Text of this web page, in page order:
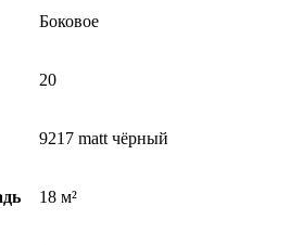
Боковое
20
9217 matt чёрный
18 м²